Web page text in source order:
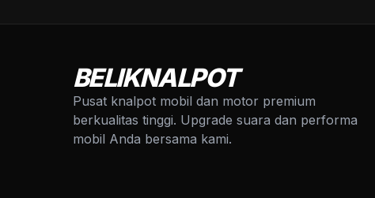
BELIKNALPOT
Pusat knalpot mobil dan motor premium
berkualitas tinggi. Upgrade suara dan performa
mobil Anda bersama kami.